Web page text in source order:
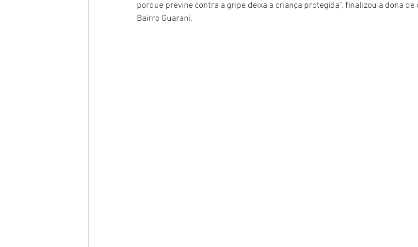
porque previne contra a gripe deixa a criança protegida", finalizou a dona de
Bairro Guarani.